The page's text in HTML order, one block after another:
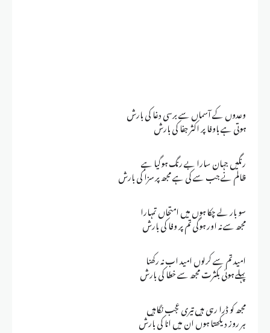
وعدوں کے آسماں سے برسی دغا کی بارش
ہوتی ہے باوفا پر اکثر جفا کی بارش
رنگیں جہان سارا بے رنگ ہوگیا ہے
ظالم نے جب سے کی ہے مجھ پر سزا کی بارش
سو بار لے چکا ہوں میں امتحاں تمہارا
مجھ سے نہ اور ہوگی تم پر وفا کی بارش
امید تم سے کرلوں امید اب نہ رکھنا
پہلے ہوئی بکثرت مجھ سے خطا کی بارش
مجھ کو ڈرا رہی ہیں تیری عجب نگاہیں
ہر روز دیکھتا ہوں ان میں انا کی بارش